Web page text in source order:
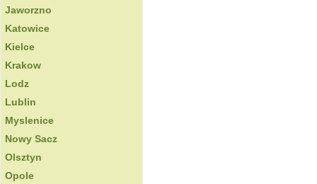
Jaworzno
Katowice
Kielce
Krakow
Lodz
Lublin
Myslenice
Nowy Sacz
Olsztyn
Opole